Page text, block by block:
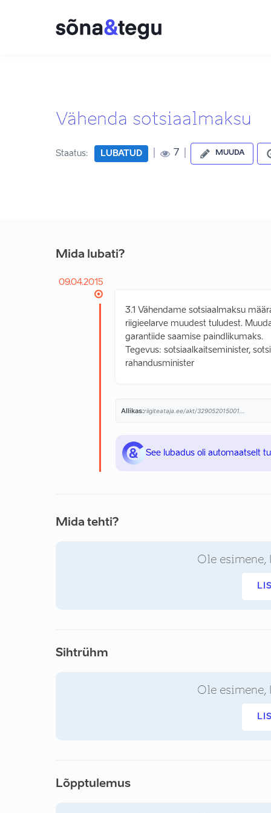
Vähenda sotsiaalmaksu
Staatus: LUBATUD 7 MUUDA
Mida lubati?
09.04.2015
3.1 Vähendame sotsiaalmaksu
riigieelarve muudest tuludest.
garantiide saamise paindlikumaks.
Tegevus: sotsiaalkaitseminister,
rahandusminister
Allikas:riigiteataja.ee/akt/329052015001...
See lubadus oli automaatselt
Mida tehti?
Ole esimene,
Sihtrühm
Ole esimene,
Lõpptulemus